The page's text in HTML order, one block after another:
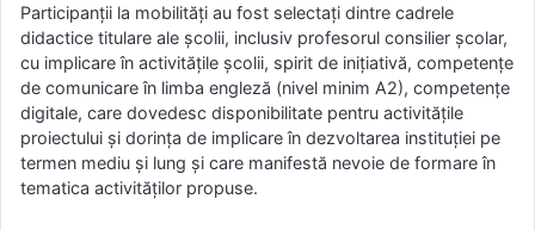
Participanții la mobilități au fost selectați dintre cadrele
didactice titulare ale școlii, inclusiv profesorul consilier școlar,
cu implicare în activitățile școlii, spirit de inițiativă, competențe
de comunicare în limba engleză (nivel minim A2), competențe
digitale, care dovedesc disponibilitate pentru activitățile
proiectului și dorința de implicare în dezvoltarea instituției pe
termen mediu și lung și care manifestă nevoie de formare în
tematica activităților propuse.